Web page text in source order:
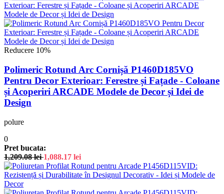
Reducere 10%
Polimeric Rotund Arc Cornișă P1460D185VO
Pentru Decor Exterioar: Ferestre și Fațade - Coloane
și Acoperiri ARCADE Modele de Decor și Idei de
Design
polure
0
Pret bucata:
1,209.08lei 1,088.17 lei